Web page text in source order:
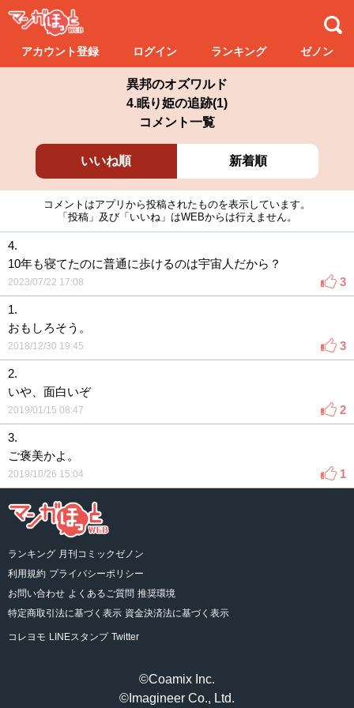
アカウント登録 ログイン ランキング ゼノン
異邦のオズワルド
4.眠り姫の追跡(1)
コメント一覧
いいね順 新着順
コメントはアプリから投稿されたものを表示しています。
「投稿」及び「いいね」はWEBからは行えません。
4.
10年も寝てたのに普通に歩けるのは宇宙人だから？
2023/07/22 17:08 3
1.
おもしろそう。
2018/12/30 19:45 3
2.
いや、面白いぞ
2019/01/15 08:47 2
3.
ご褒美かよ。
2019/10/26 15:04 1
ランキング 月刊コミックゼノン
利用規約 プライバシーポリシー
お問い合わせ よくあるご質問 推奨環境
特定商取引法に基づく表示 資金決済法に基づく表示
コレヨモ LINEスタンプ Twitter
©Coamix Inc.
©Imagineer Co., Ltd.